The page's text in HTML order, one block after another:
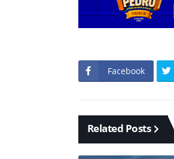
Facebook
Related Posts